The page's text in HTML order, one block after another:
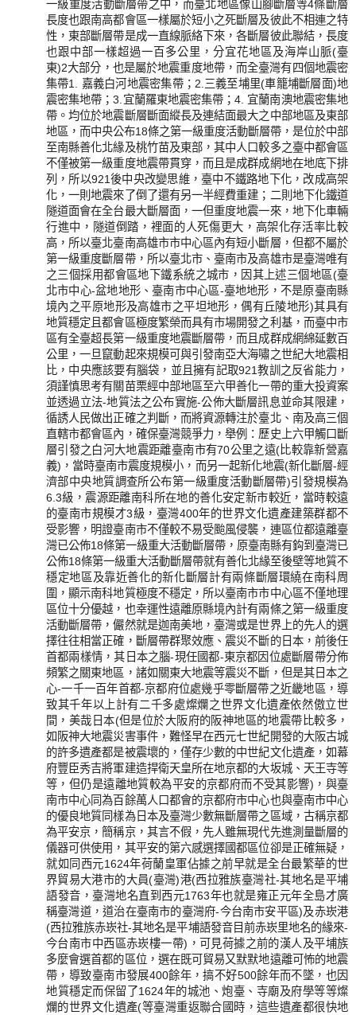
一級重度活動斷層帶之中，而臺北地區像山腳斷層等4條斷層
長度也跟南高都會區一樣屬於短小之死斷層及彼此不相連之特
性，東部斷層帶是成一直線脈絡下來，各斷層彼此聯結，長度
也跟中部一樣超過一百多公里，分宜花地區及海岸山脈(臺
東)2大部分，也是屬於地震重度地帶，而全臺灣有四個地震密
集帶1. 嘉義白河地震密集帶；2.三義至埔里(車籠埔斷層面)地
震密集地帶；3.宜蘭羅東地震密集帶；4. 宜蘭南澳地震密集地
帶。均位於地震斷層斷面縱長及連結面最大之中部地區及東部
地區，而中央公布18條之第一級重度活動斷層帶，是位於中部
至南縣善化北緣及桃竹苗及東部，其中人口較多之臺中都會區
不僅被第一級重度地震帶貫穿，而且是成群成網地在地底下排
列，所以921後中央改變思維，臺中不鐵路地下化，改成高架
化，一則地震來了倒了還有另一半經費重建；二則地下化鐵道
隧道面會在全台最大斷層面，一但重度地震一來，地下化車輛
行進中，隧道倒踏，裡面的人死傷更大，高架化存活率比較
高，所以臺北臺南高雄市市中心區內有短小斷層，但都不屬於
第一級重度斷層帶，所以臺北市、臺南市及高雄市是臺灣唯有
之三個採用都會區地下鐵系統之城市，因其上述三個地區(臺
北市中心-盆地地形、臺南市中心區-臺地地形，不是原臺南縣
境內之平原地形及高雄市之平坦地形，偶有丘陵地形)其具有
地質穩定且都會區極度繁榮而具有市場開發之利基，而臺中市
區有全臺超長第一級重度地震斷層帶，而且成群成網綿延數百
公里，一旦竄動起來規模可與引發南亞大海嘯之世紀大地震相
比，中央應該要有腦袋，並且擁有記取921教訓之反省能力，
須謹慎思考有關苗栗經中部地區至六甲善化一帶的重大投資案
並透過立法-地質法之公布實施-公佈大斷層訊息並命其限建，
循誘人民做出正確之判斷，而將資源轉注於臺北、南及高三個
直轄市都會區內，確保臺灣競爭力，舉例：歷史上六甲觸口斷
層引發之白河大地震距離臺南市有70公里之遠(比較靠新營嘉
義)，當時臺南市震度規模小，而另一起新化地震(新化斷層-經
濟部中央地質調查所公布第一級重度活動斷層帶)引發規模為
6.3級，震源距離南科所在地的善化安定新市較近，當時較遠
的臺南市規模才3級，臺灣400年的世界文化遺產建築群都不
受影響，明證臺南市不僅較不易受颱風侵襲，連區位都遠離臺
灣已公佈18條第一級重大活動斷層帶，原臺南縣有鈎到臺灣已
公佈18條第一級重大活動斷層帶就有善化北緣至後壁等地質不
穩定地區及靠近善化的新化斷層計有兩條斷層環繞在南科周
圍，顯示南科地質極度不穩定，所以臺南市市中心區不僅地理
區位十分優越，也幸運性遠離原縣境內計有兩條之第一級重度
活動斷層帶，儼然就是迦南美地，臺灣或是世界上的先人的選
擇往往相當正確，斷層帶群聚效應、震災不斷的日本，前後任
首都兩樣情，其日本之腦-現任國都-東京都因位處斷層帶分佈
頻繁之關東地區，諸如關東大地震等震災不斷，但是其日本之
心-一千一百年首都-京都府位處幾乎零斷層帶之近畿地區，導
致其千年以上計有二千多處燦爛之世界文化遺產依然傲立世
間，美哉日本(但是位於大阪府的阪神地區的地震帶比較多，
如阪神大地震災害事件，難怪早在西元七世紀開發的大阪古城
的許多遺產都是被震壞的，僅存少數的中世紀文化遺產，如幕
府豐臣秀吉將軍建造捍衛天皇所在地京都的大坂城、天王寺等
等，但仍是遠離地質較為平安的京都府而不受其影響)，與臺
南市中心同為百餘萬人口都會的京都府市中心也與臺南市中心
的優良地質同樣為日本及臺灣少數無斷層帶之區域，古稱京都
為平安京，簡稱京，其言不假，先人雖無現代先進測量斷層的
儀器可供使用，其平安的第六感選擇國都區位卻是正確無疑，
就如同西元1624年荷蘭皇軍佔據之前早就是全台最繁華的世
界貿易大港市的大員(臺灣)港(西拉雅族臺灣社-其地名是平埔
語發音，臺灣地名直到西元1763年也就是雍正元年全島才廣
稱臺灣道，道治在臺南市的臺灣府-今台南市安平區)及赤崁港
(西拉雅族赤崁社-其地名是平埔語發音目前赤崁里地名的緣來-
今台南市中西區赤崁樓一帶)，可見荷據之前的漢人及平埔族
多麼會選首都的區位，選在既可貿易又默默地遠離可怖的地震
帶，導致臺南市發展400餘年，搞不好500餘年而不墜，也因
地質穩定而保留了1624年的城池、炮臺、寺廟及府學等等燦
爛的世界文化遺產(等臺灣重返聯合國時，這些遺產都很快地